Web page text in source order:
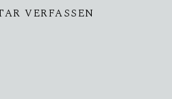
VERFASSEN